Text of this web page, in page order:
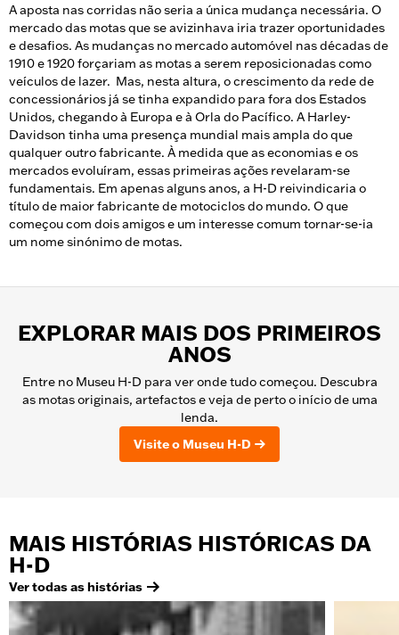
A aposta nas corridas não seria a única mudança necessária. O
mercado das motas que se avizinhava iria trazer oportunidades
e desafios. As mudanças no mercado automóvel nas décadas de
1910 e 1920 forçariam as motas a serem reposicionadas como
veículos de lazer. Mas, nesta altura, o crescimento da rede de
concessionários já se tinha expandido para fora dos Estados
Unidos, chegando à Europa e à Orla do Pacífico. A Harley-
Davidson tinha uma presença mundial mais ampla do que
qualquer outro fabricante. À medida que as economias e os
mercados evoluíram, essas primeiras ações revelaram-se
fundamentais. Em apenas alguns anos, a H-D reivindicaria o
título de maior fabricante de motociclos do mundo. O que
começou com dois amigos e um interesse comum tornar-se-ia
um nome sinónimo de motas.
EXPLORAR MAIS DOS PRIMEIROS
ANOS
Entre no Museu H-D para ver onde tudo começou. Descubra
as motas originais, artefactos e veja de perto o início de uma
lenda.
Visite o Museu H-D
MAIS HISTÓRIAS HISTÓRICAS DA
H-D
Ver todas as histórias